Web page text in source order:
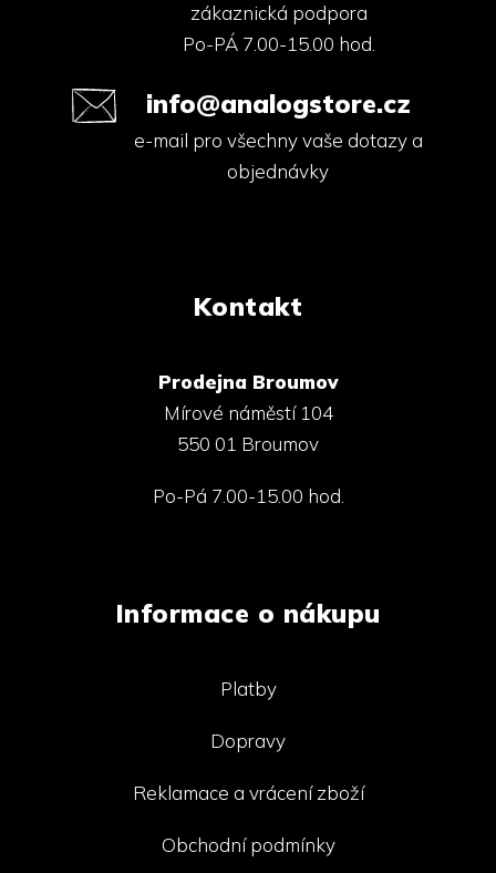
zákaznická podpora
Po-PÁ 7.00-15.00 hod.
info@analogstore.cz
e-mail pro všechny vaše dotazy a
objednávky
Kontakt
Prodejna Broumov
Mírové náměstí 104
550 01 Broumov
Po-Pá 7.00-15.00 hod.
Informace o nákupu
Platby
Dopravy
Reklamace a vrácení zboží
Obchodní podmínky